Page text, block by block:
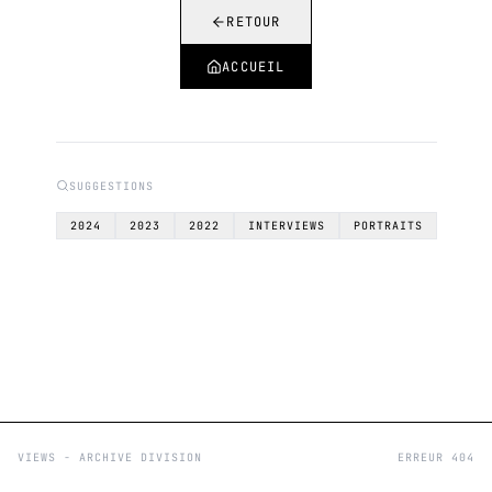
RETOUR
ACCUEIL
SUGGESTIONS
2024 2023 2022 INTERVIEWS PORTRAITS
VIEWS - ARCHIVE DIVISION ERREUR 404